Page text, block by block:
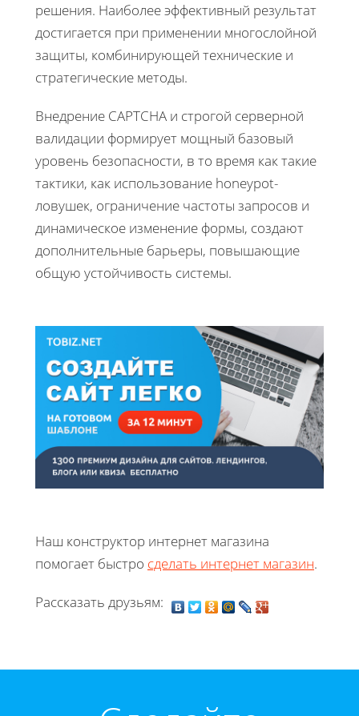
решения. Наиболее эффективный результат
достигается при применении многослойной
защиты, комбинирующей технические и
стратегические методы.
​​​​​​​Внедрение CAPTCHA и строгой серверной
валидации формирует мощный базовый
уровень безопасности, в то время как такие
тактики, как использование honeypot-
ловушек, ограничение частоты запросов и
динамическое изменение формы, создают
дополнительные барьеры, повышающие
общую устойчивость системы.
Наш конструктор интернет магазина
помогает быстро сделать интернет магазин.
Рассказать друзьям: